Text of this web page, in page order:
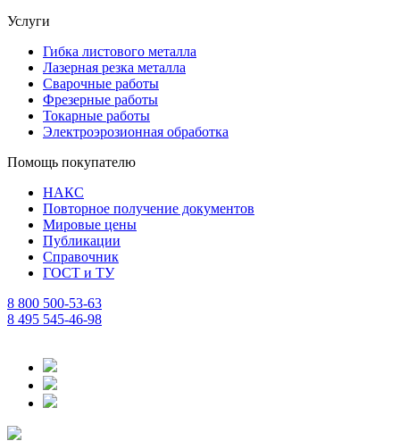
Услуги
Гибка листового металла
Лазерная резка металла
Сварочные работы
Фрезерные работы
Токарные работы
Электроэрозионная обработка
Помощь покупателю
НАКС
Повторное получение документов
Мировые цены
Публикации
Справочник
ГОСТ и ТУ
8 800 500-53-63
8 495 545-46-98